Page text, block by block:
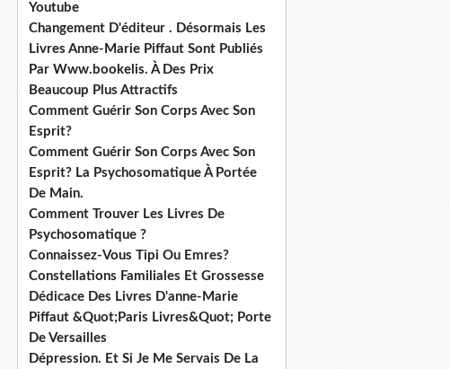
Youtube
Changement D'éditeur . Désormais Les
Livres Anne-Marie Piffaut Sont Publiés
Par Www.bookelis. À Des Prix
Beaucoup Plus Attractifs
Comment Guérir Son Corps Avec Son
Esprit?
Comment Guérir Son Corps Avec Son
Esprit? La Psychosomatique À Portée
De Main.
Comment Trouver Les Livres De
Psychosomatique ?
Connaissez-Vous Tipi Ou Emres?
Constellations Familiales Et Grossesse
Dédicace Des Livres D'anne-Marie
Piffaut &Quot;Paris Livres&Quot; Porte
De Versailles
Dépression. Et Si Je Me Servais De La